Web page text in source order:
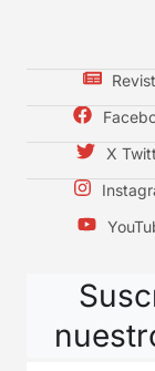
X